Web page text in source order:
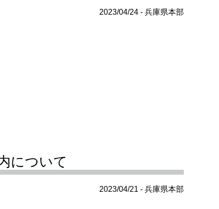
2023/04/24 - 兵庫県本部
について
2023/04/21 - 兵庫県本部